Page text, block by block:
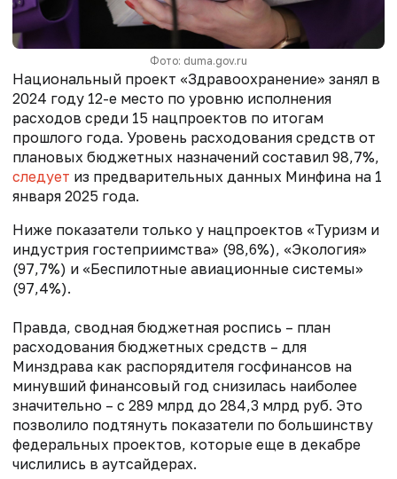
Фото: duma.gov.ru
Национальный проект «Здравоохранение» занял в
2024 году 12-е место по уровню исполнения
расходов среди 15 нацпроектов по итогам
прошлого года. Уровень расходования средств от
плановых бюджетных назначений составил 98,7%,
следует из предварительных данных Минфина на 1
января 2025 года.
Ниже показатели только у нацпроектов «Туризм и
индустрия гостеприимства» (98,6%), «Экология»
(97,7%) и «Беспилотные авиационные системы»
(97,4%).
Правда, сводная бюджетная роспись – план
расходования бюджетных средств – для
Минздрава как распорядителя госфинансов на
минувший финансовый год снизилась наиболее
значительно – с 289 млрд до 284,3 млрд руб. Это
позволило подтянуть показатели по большинству
федеральных проектов, которые еще в декабре
числились в аутсайдерах.